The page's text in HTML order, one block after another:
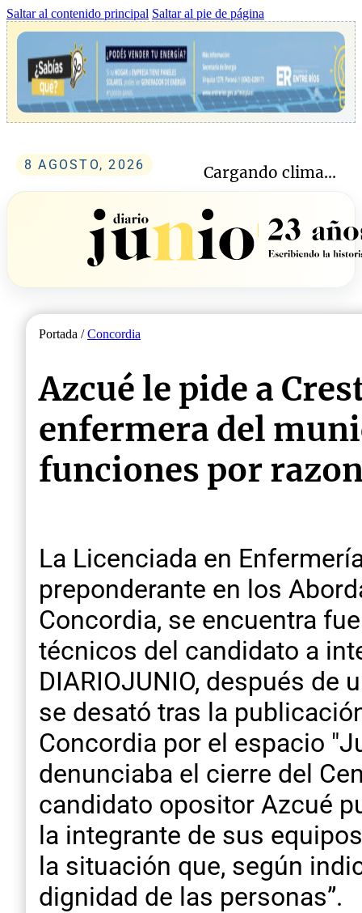
Saltar al contenido principal Saltar al pie de página
8 AGOSTO, 2026 Cargando clima...
Portada /Concordia
Azcué le pide a
enfermera del
funciones por
La Licenciada en
preponderante en los
Concordia, se encuentra
técnicos del candidato a
DIARIOJUNIO, después
se desató tras la
Concordia por el espacio
denunciaba el cierre del
candidato opositor Azcué
la integrante de sus
la situación que, según
dignidad de las personas”.